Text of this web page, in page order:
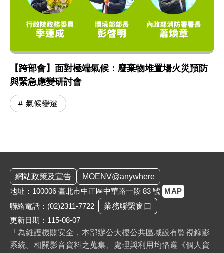
【跨部會】面對極端氣候：廢棄物堆置場火災預防
與緊急應變研討會
氣候變遷
網站政策及宣告
MOENV@anywhere
地址：100006 臺北市中正區中華路一段 83 號 MAP
聯絡電話： (02)2311-7722
業務聯繫窗口
更新日期：115-08-07
「為維護機關安全，本部辦公大樓公共區域設有監視錄影
系統。相關影音資料之蒐集、處理與利用均恪遵《個人資